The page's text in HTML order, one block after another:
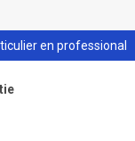
en professional